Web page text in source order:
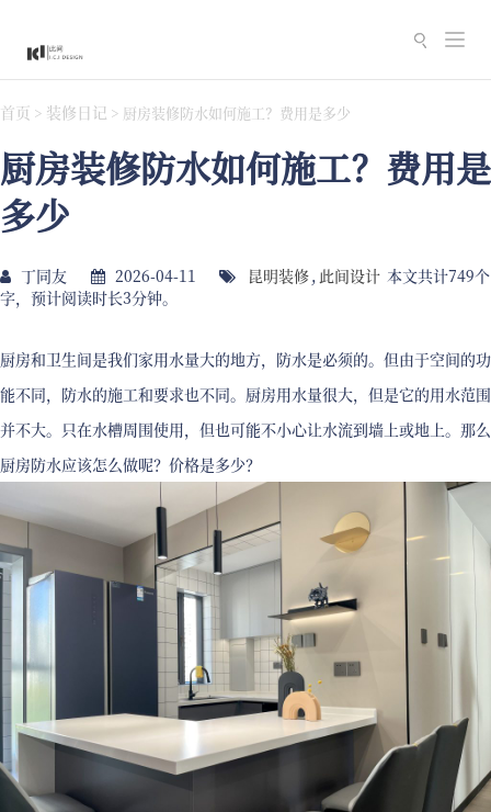
切
换
首页 > 装修日记 > 厨房装修防水如何施工？费用是多少
厨房装修防水如何施工？费用是
多少
丁同友 2026-04-11 昆明装修, 此间设计 本文共计749个
字，预计阅读时长3分钟。
厨房和卫生间是我们家用水量大的地方，防水是必须的。但由于空间的功
能不同，防水的施工和要求也不同。厨房用水量很大，但是它的用水范围
并不大。只在水槽周围使用，但也可能不小心让水流到墙上或地上。那么
厨房防水应该怎么做呢？价格是多少？